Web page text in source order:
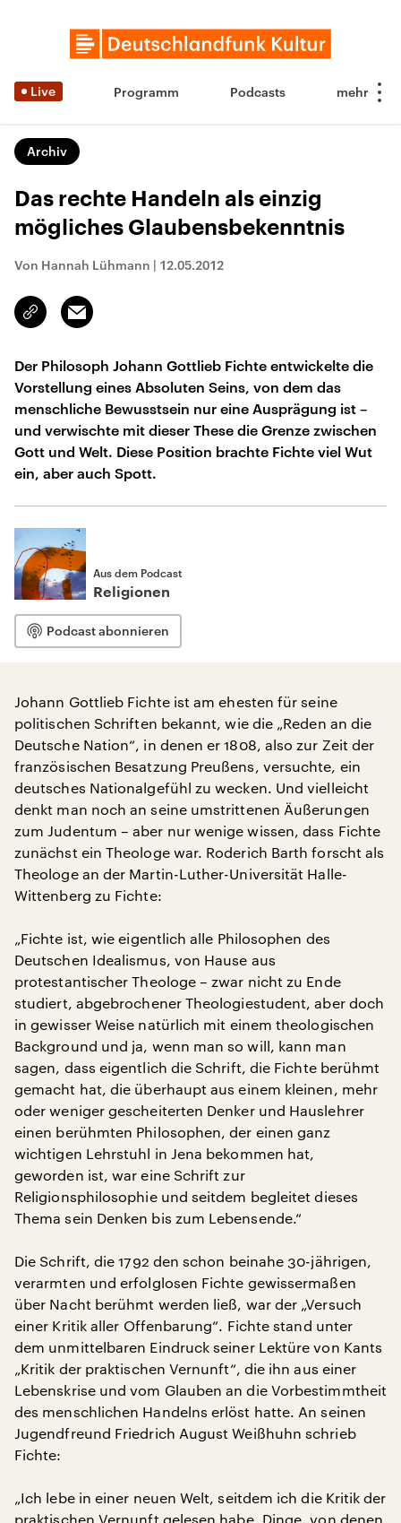
Live Programm Podcasts
Archiv
Das rechte Handeln als einzig
mögliches Glaubensbekenntnis
Von Hannah Lühmann | 12.05.2012
Link
kopieren/teilen
Email
Der Philosoph Johann Gottlieb Fichte entwickelte die
Vorstellung eines Absoluten Seins, von dem das
menschliche Bewusstsein nur eine Ausprägung ist –
und verwischte mit dieser These die Grenze zwischen
Gott und Welt. Diese Position brachte Fichte viel Wut
ein, aber auch Spott.
Aus dem Podcast
Religionen
Podcast abonnieren
Johann Gottlieb Fichte ist am ehesten für seine
politischen Schriften bekannt, wie die „Reden an die
Deutsche Nation“, in denen er 1808, also zur Zeit der
französischen Besatzung Preußens, versuchte, ein
deutsches Nationalgefühl zu wecken. Und vielleicht
denkt man noch an seine umstrittenen Äußerungen
zum Judentum – aber nur wenige wissen, dass Fichte
zunächst ein Theologe war. Roderich Barth forscht als
Theologe an der Martin-Luther-Universität Halle-
Wittenberg zu Fichte:
„Fichte ist, wie eigentlich alle Philosophen des
Deutschen Idealismus, von Hause aus
protestantischer Theologe – zwar nicht zu Ende
studiert, abgebrochener Theologiestudent, aber doch
in gewisser Weise natürlich mit einem theologischen
Background und ja, wenn man so will, kann man
sagen, dass eigentlich die Schrift, die Fichte berühmt
gemacht hat, die überhaupt aus einem kleinen, mehr
oder weniger gescheiterten Denker und Hauslehrer
einen berühmten Philosophen, der einen ganz
wichtigen Lehrstuhl in Jena bekommen hat,
geworden ist, war eine Schrift zur
Religionsphilosophie und seitdem begleitet dieses
Thema sein Denken bis zum Lebensende.“
Die Schrift, die 1792 den schon beinahe 30-jährigen,
verarmten und erfolglosen Fichte gewissermaßen
über Nacht berühmt werden ließ, war der „Versuch
einer Kritik aller Offenbarung“. Fichte stand unter
dem unmittelbaren Eindruck seiner Lektüre von Kants
„Kritik der praktischen Vernunft“, die ihn aus einer
Lebenskrise und vom Glauben an die Vorbestimmtheit
des menschlichen Handelns erlöst hatte. An seinen
Jugendfreund Friedrich August Weißhuhn schrieb
Fichte:
„Ich lebe in einer neuen Welt, seitdem ich die Kritik der
praktischen Vernunft gelesen habe. Dinge, von denen